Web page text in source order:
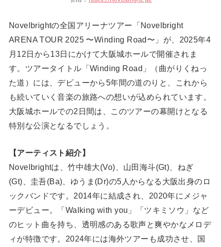
Novelbrightの全国アリーナツアー「Novelbright
ARENA TOUR 2025 〜Winding Road〜」が、2025年4
月12日から13日にかけて大阪城ホールで開催されま
す。ツアータイトル「Winding Road」（曲がりくねっ
た道）には、デビューから5年間の道のりと、これから
も続いていく音楽の旅路への想いが込められています。
大阪城ホールでの2日間は、このツアーの幕開けとなる
特別な公演となるでしょう。
【アーティスト紹介】
Novelbrightは、竹中雄大(Vo)、山田海斗(Gt)、ねぎ
(Gt)、圭吾(Ba)、ゆうま(Dr)の5人からなる大阪出身のロ
ックバンドです。2014年に結成され、2020年にメジャ
ーデビュー。「Walking with you」「ツキミソウ」など
のヒット曲を持ち、透明感のある歌声と爽やかなメロデ
ィが特徴です。2024年には海外ツアーも成功させ、国